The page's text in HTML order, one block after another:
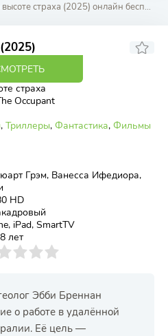
страха (2025) онлайн бесплатно на LordFilm
8.4
страха
Occupant
, Триллеры, Фантастика, Фильмы
Грэм, Ванесса Ифедиора,
HD
iPad, SmartTV
лет
Эбби Бреннан
о работе в удалённой
Её цель —